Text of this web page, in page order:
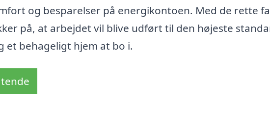
og besparelser på energikontoen. Med de rette
på, at arbejdet vil blive udført til den højeste
et behageligt hjem at bo i.